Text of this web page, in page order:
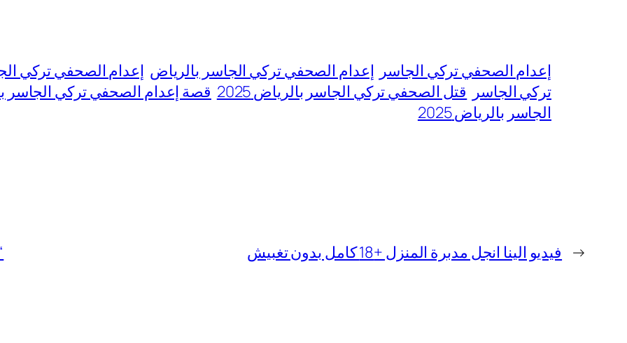
إعدام الصحفي تركي الجاسر إعدام الصحفي تركي الجاسر بالرياض إعدام الصحفي تركي
تركي الجاسر قتل الصحفي تركي الجاسر بالرياض 2025 قصة إعدام الصحفي تركي الجاسر
الجاسر بالرياض 2025
← فيديو الينا انجل مدبرة المنزل +18 كامل بدون تغبيش